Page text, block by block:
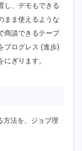
し、デモもできる
まま使えるような
商談できるテープ
プログレス (進歩)
ぎります。
方法を、ジョブ理